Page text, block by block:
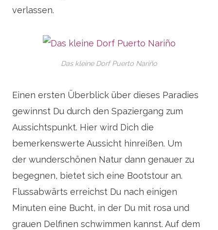
verlassen.
Das kleine Dorf Puerto Nariño
Einen ersten Überblick über dieses Paradies
gewinnst Du durch den Spaziergang zum
Aussichtspunkt. Hier wird Dich die
bemerkenswerte Aussicht hinreißen. Um
der wunderschönen Natur dann genauer zu
begegnen, bietet sich eine Bootstour an.
Flussabwärts erreichst Du nach einigen
Minuten eine Bucht, in der Du mit rosa und
grauen Delfinen schwimmen kannst. Auf dem